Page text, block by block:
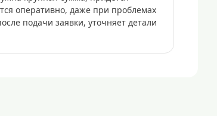
оперативно, даже при проблемах
подачи заявки, уточняет детали